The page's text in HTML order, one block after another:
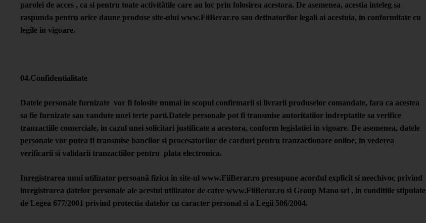
parolei de acces , ca si pentru toate activitătile care au loc prin folosirea acestora. De asemenea, acestia inteleg sa
raspunda pentru orice daune produse site-ului www.FiiBerar.ro sau detinatorilor legali ai acestuia, in conformitate cu
legile in vigoare.
04.Confidentialitate
Datele personale furnizate vor fi folosite numai in scopul confirmarii si livrarii produselor comandate, fara ca acestea
sa fie furnizate sau vandute unei terte parti.Datele personale pot fi transmise autoritatilor indreptatite sa verifice
tranzactiile comerciale, in cazul unei solicitari justificate a acestora, conform legislatiei in vigoare. De asemenea, datele
personale vor putea fi transmise bancilor si procesatorilor de carduri pentru tranzactionare online, in vederea
verificarii si validarii tranzactiilor pentru plata electronica.
Inregistrarea unui utilizator persoană fizica in site-ul www.FiiBerar.ro presupune acordul explicit si neechivoc privind
inregistrarea datelor personale ale acestui utilizator de catre www.FiiBerar.ro si Group Mano srl , in conditiile stipulate
de Legea 677/2001 privind protectia datelor cu caracter personal si a Legii 506/2004.